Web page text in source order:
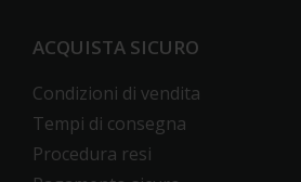
ACQUISTA SICURO
Condizioni di vendita
Tempi di consegna
Procedura resi